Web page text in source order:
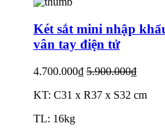
Két sắt mini nhập
vân tay điện tử
4.700.000₫ 5.900.000₫
KT: C31 x R37 x S32 cm
TL: 16kg